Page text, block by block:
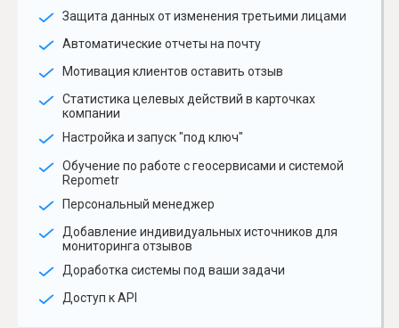
Защита данных от изменения третьими лицами
Автоматические отчеты на почту
Мотивация клиентов оставить отзыв
Статистика целевых действий в карточках
компании
Настройка и запуск "под ключ"
Обучение по работе с геосервисами и системой
Repometr
Персональный менеджер
Добавление индивидуальных источников для
мониторинга отзывов
Доработка системы под ваши задачи
Доступ к API